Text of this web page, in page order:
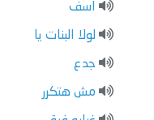
اسف
لولا البنات يا
جدع
مش هتكرر